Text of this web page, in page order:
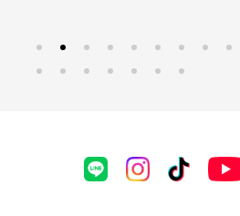
京成線
京成本線
三郷市(2)
幸手市(0)